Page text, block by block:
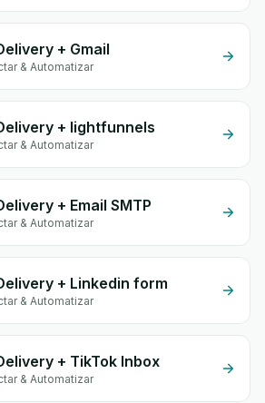
+ Gmail
& Automatizar
+ lightfunnels
& Automatizar
+ Email SMTP
& Automatizar
+ Linkedin form
& Automatizar
+ TikTok Inbox
& Automatizar